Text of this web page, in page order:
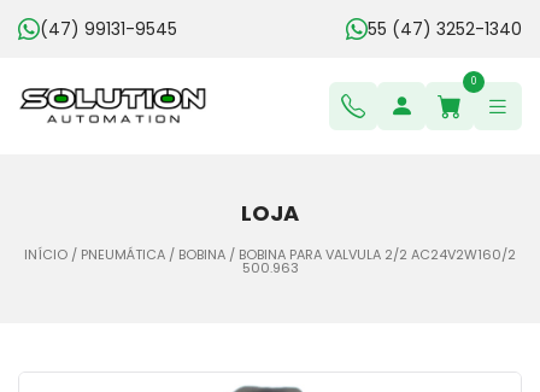
(47) 99131-9545 55 (47) 3252-1340
0
LOJA
INÍCIO / PNEUMÁTICA / BOBINA / BOBINA PARA VALVULA 2/2 AC24V2W160/2
500.963